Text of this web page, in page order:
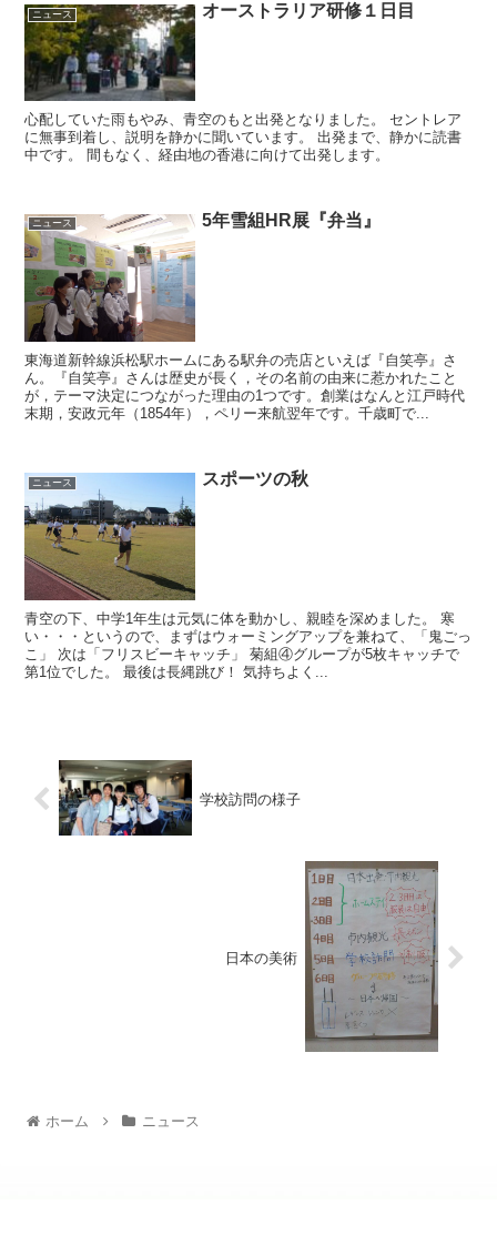
ニュース オーストラリア研修１日目
心配していた雨もやみ、青空のもと出発となりました。 セントレア
に無事到着し、説明を静かに聞いています。 出発まで、静かに読書
中です。 間もなく、経由地の香港に向けて出発します。
ニュース 5年雪組HR展『弁当』
東海道新幹線浜松駅ホームにある駅弁の売店といえば『自笑亭』さ
ん。『自笑亭』さんは歴史が長く，その名前の由来に惹かれたこと
が，テーマ決定につながった理由の1つです。創業はなんと江戸時代
末期，安政元年（1854年），ペリー来航翌年です。千歳町で...
ニュース スポーツの秋
青空の下、中学1年生は元気に体を動かし、親睦を深めました。 寒
い・・・というので、まずはウォーミングアップを兼ねて、「鬼ごっ
こ」 次は「フリスビーキャッチ」 菊組④グループが5枚キャッチで
第1位でした。 最後は長縄跳び！ 気持ちよく...
学校訪問の様子
日本の美術
ホーム ニュース